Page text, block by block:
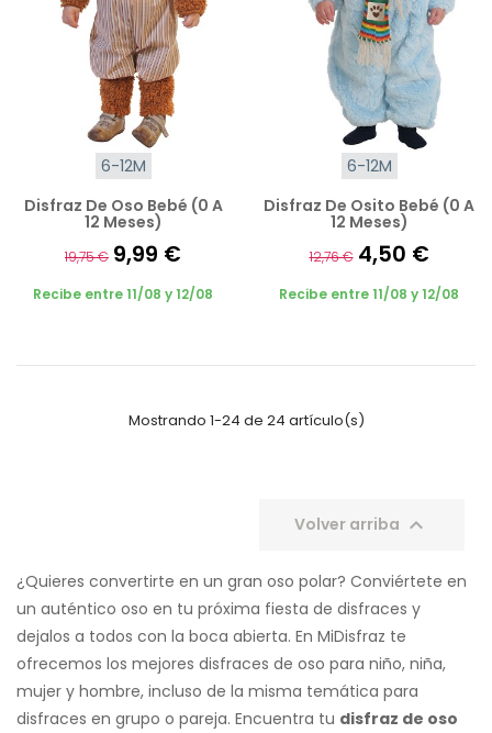
6-12M
Disfraz De Oso Bebé (0 A
12 Meses)
19,75 € 9,99 €
Recibe entre 11/08 y 12/08
6-12M
Disfraz De Osito Bebé (0 A
12 Meses)
12,76 € 4,50 €
Recibe entre 11/08 y 12/08
Mostrando 1-24 de 24 artículo(s)
Volver arriba 
¿Quieres convertirte en un gran oso polar? Conviértete en
un auténtico oso en tu próxima fiesta de disfraces y
dejalos a todos con la boca abierta. En MiDisfraz te
ofrecemos los mejores disfraces de oso para niño, niña,
mujer y hombre, incluso de la misma temática para
disfraces en grupo o pareja. Encuentra tu disfraz de oso